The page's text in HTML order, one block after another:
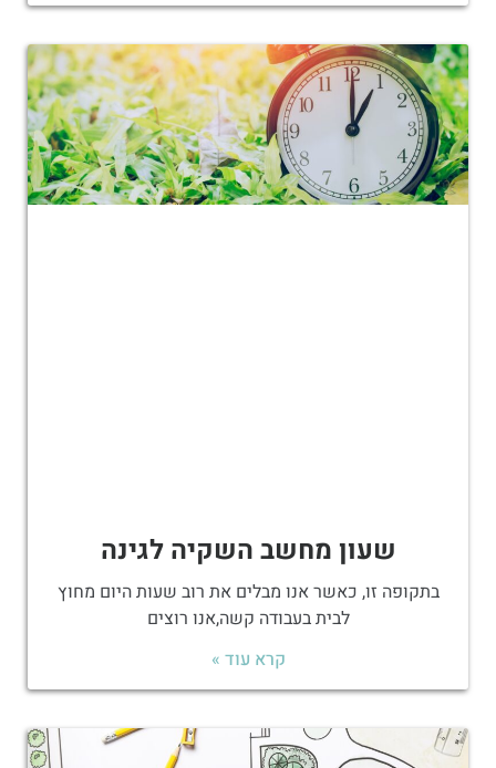
שעון מחשב השקיה לגינה
בתקופה זו, כאשר אנו מבלים את רוב שעות היום מחוץ
לבית בעבודה קשה,אנו רוצים
קרא עוד »